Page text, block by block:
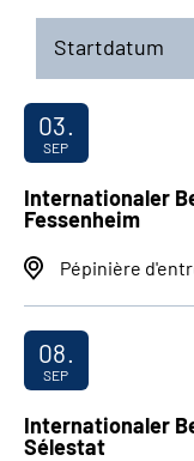
Startdatum
Internationaler
Fessenheim
Pépinière
03.
SEP
Internationaler
Sélestat
08.
SEP